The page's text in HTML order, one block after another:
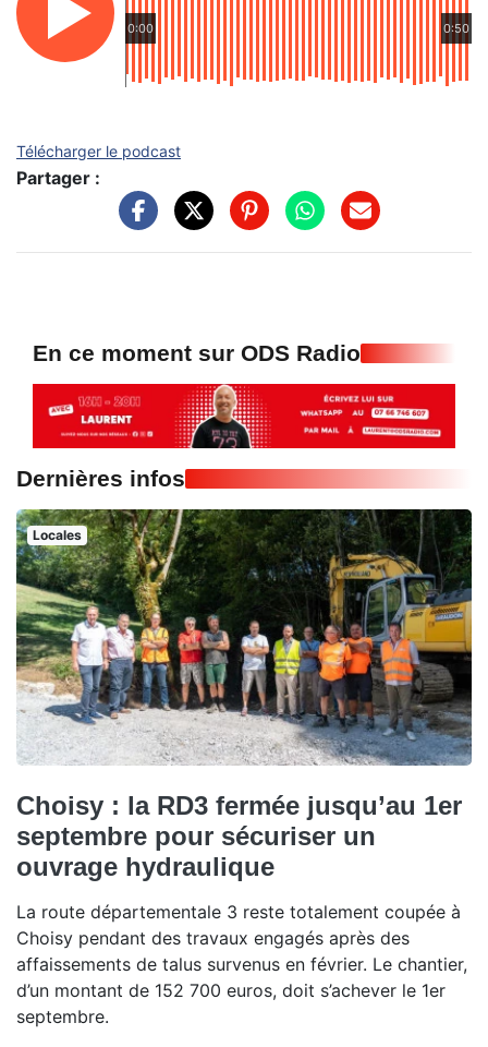
0:00 0:50
Télécharger le podcast
Partager :
En ce moment sur ODS Radio
Dernières infos
Locales
Choisy : la RD3 fermée jusqu’au 1er
septembre pour sécuriser un
ouvrage hydraulique
La route départementale 3 reste totalement coupée à
Choisy pendant des travaux engagés après des
affaissements de talus survenus en février. Le chantier,
d’un montant de 152 700 euros, doit s’achever le 1er
septembre.